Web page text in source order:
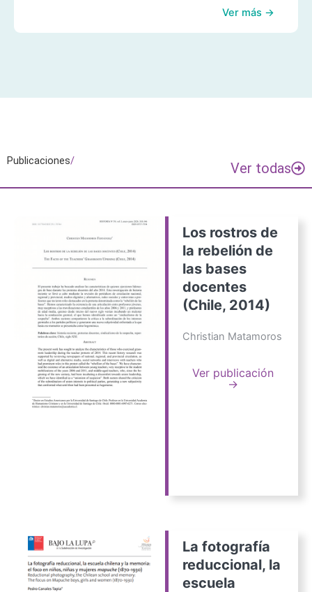
Ver más →
Publicaciones/ Ver todas
Los rostros de
la rebelión de
las bases
docentes
(Chile, 2014)
Christian Matamoros
Ver publicación
→
La fotografía
reduccional, la
escuela